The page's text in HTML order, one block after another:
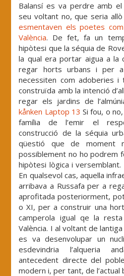
Balansí es va perdre amb
seu voltant no, que seria
esmentaven els poetes
València. De fet, fa un
hipòtesi que la séquia de
la qual era portar aigua a la
regar horts urbans i per
necessiten com adoberies
construïda amb la intenció
regar els jardins de
kånken Laptop 13 Si fou, o
família de l’emir el
construcció de la séquia
qüestió que de moment
possiblement no ho podrem
hipòtesi lògica i versemblant.
En qualsevol cas, aquella
arribava a Russafa per a
aprofitada posteriorment,
o XI, per a construir una
camperola igual qe la
València. I al voltant de
es va desenvolupar un
esdevindria l’alqueria
antecedent directe del
modern i, per tant, de l’actual